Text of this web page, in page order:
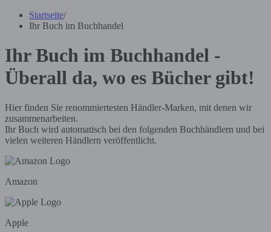
Startseite/
Ihr Buch im Buchhandel
Ihr Buch im Buchhandel -
Überall da, wo es Bücher gibt!
Hier finden Sie renommiertesten Händler-Marken, mit denen wir
zusammenarbeiten.
Ihr Buch wird automatisch bei den folgenden Buchhändlern und bei
vielen weiteren Händlern veröffentlicht.
Amazon
Apple